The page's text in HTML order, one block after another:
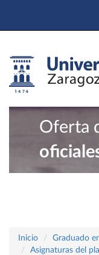
Oferta
Inicio
Graduado
Asignaturas del